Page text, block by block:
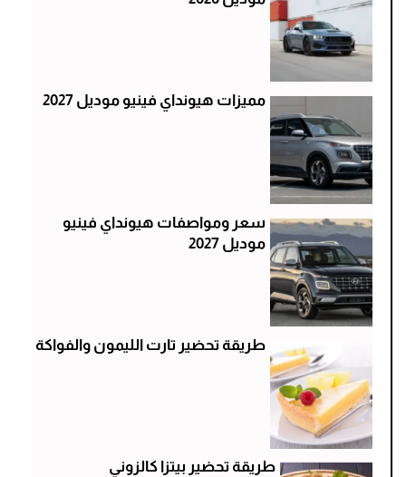
مميزات هيونداي فينيو موديل 2027
سعر ومواصفات هيونداي فينيو
موديل 2027
طريقة تحضير تارت الليمون والفواكة
طريقة تحضير بيتزا كالزوني